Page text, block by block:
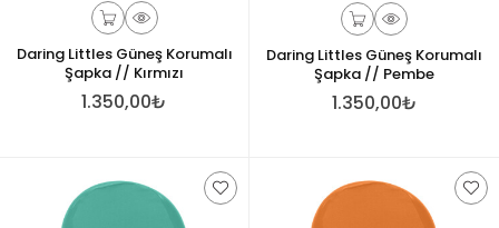
Daring Littles Güneş Korumalı
Şapka // Kırmızı
1.350,00₺
Daring Littles Güneş Korumalı
Şapka // Pembe
1.350,00₺